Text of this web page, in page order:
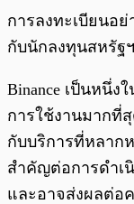
การลงทะเบียนอ
กับนักลงทุนสหรัฐฯ
Binance เป็นหนึ่ง
การใช้งานมากที่
กับบริการที่หลาก
สำคัญต่อการดำเ
และอาจส่งผลต่อ